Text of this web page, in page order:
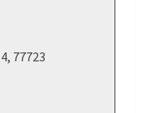
77723